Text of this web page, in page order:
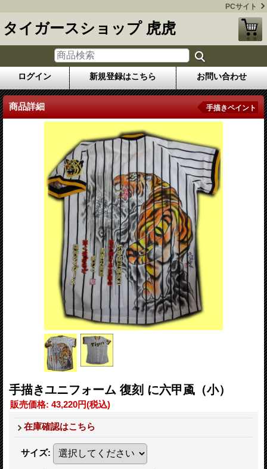
PCサイト
タイガースショップ 虎虎
ログイン 新規登録はこちら お問い合わせ
商品詳細 手描きペイント
手描きユニフォーム 復刻 に六甲颪（小）
販売価格: 43,220円(税込)
在庫確認はこちら
サイズ: